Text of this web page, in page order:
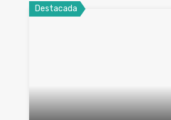
Destacada